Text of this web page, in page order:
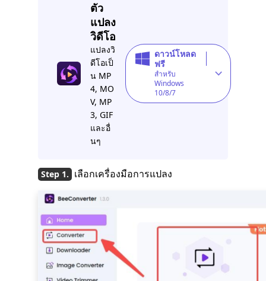
ตัว
แปลง
วิดีโอ
แปลงวิ
ดีโอเป็
น MP
4, MO
V, MP
3, GIF
และอื่
นๆ
ดาวน์โหลด
ฟรี
สำหรับ
Windows
10/8/7
เลือกเครื่องมือการแปลง